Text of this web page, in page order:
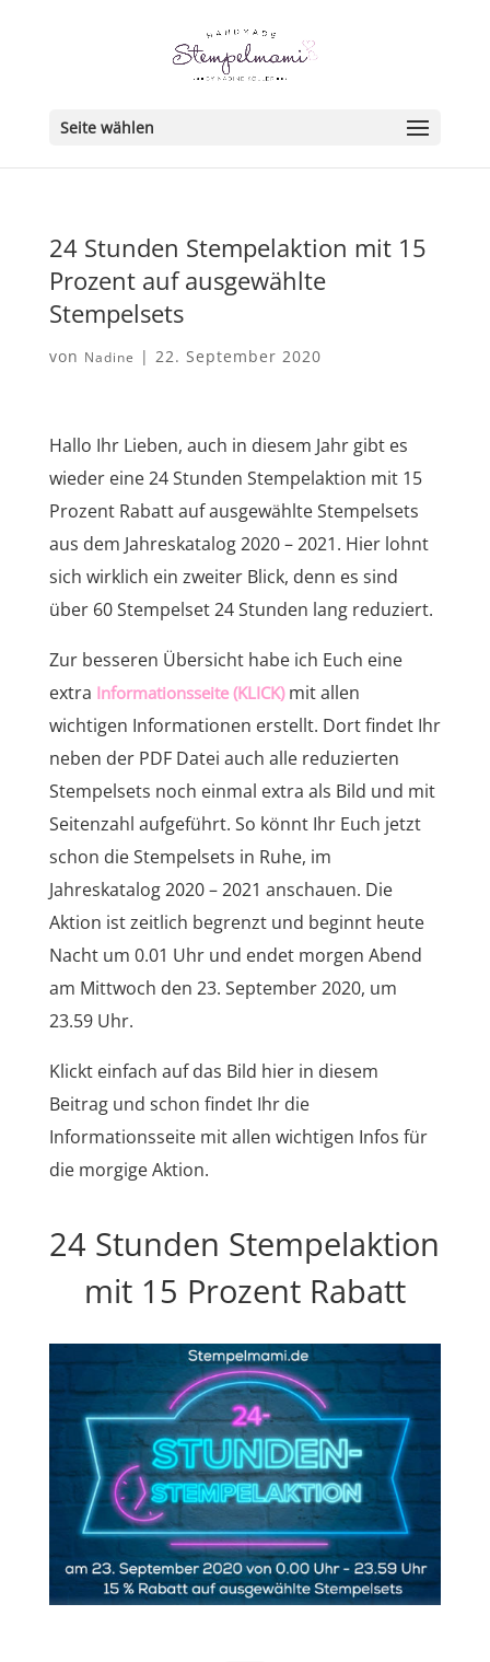
Seite wählen
24 Stunden Stempelaktion mit 15
Prozent auf ausgewählte
Stempelsets
von Nadine | 22. September 2020
Hallo Ihr Lieben, auch in diesem Jahr gibt es
wieder eine 24 Stunden Stempelaktion mit 15
Prozent Rabatt auf ausgewählte Stempelsets
aus dem Jahreskatalog 2020 – 2021. Hier lohnt
sich wirklich ein zweiter Blick, denn es sind
über 60 Stempelset 24 Stunden lang reduziert.
Zur besseren Übersicht habe ich Euch eine
extra Informationsseite (KLICK)mit allen
wichtigen Informationen erstellt. Dort findet Ihr
neben der PDF Datei auch alle reduzierten
Stempelsets noch einmal extra als Bild und mit
Seitenzahl aufgeführt. So könnt Ihr Euch jetzt
schon die Stempelsets in Ruhe, im
Jahreskatalog 2020 – 2021 anschauen. Die
Aktion ist zeitlich begrenzt und beginnt heute
Nacht um 0.01 Uhr und endet morgen Abend
am Mittwoch den 23. September 2020, um
23.59 Uhr.
Klickt einfach auf das Bild hier in diesem
Beitrag und schon findet Ihr die
Informationsseite mit allen wichtigen Infos für
die morgige Aktion.
24 Stunden Stempelaktion
mit 15 Prozent Rabatt